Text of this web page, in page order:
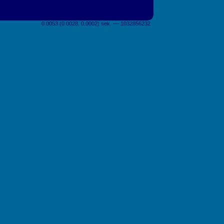
0.0053 (0.0028, 0.0002) sek. –– 1032856232